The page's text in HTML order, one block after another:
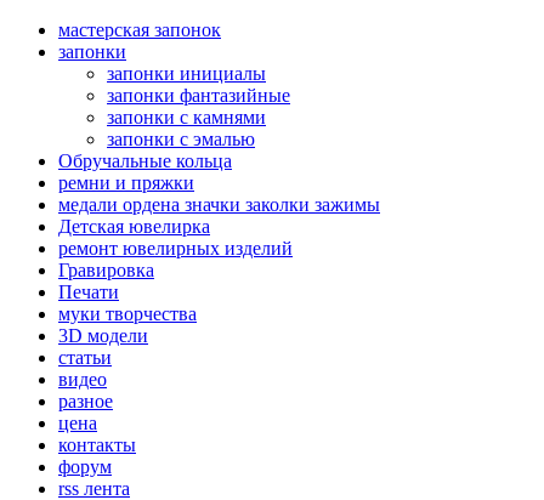
мастерская запонок
запонки
запонки инициалы
запонки фантазийные
запонки с камнями
запонки с эмалью
Обручальные кольца
ремни и пряжки
медали ордена значки заколки зажимы
Детская ювелирка
ремонт ювелирных изделий
Гравировка
Печати
муки творчества
3D модели
статьи
видео
разное
цена
контакты
форум
rss лента